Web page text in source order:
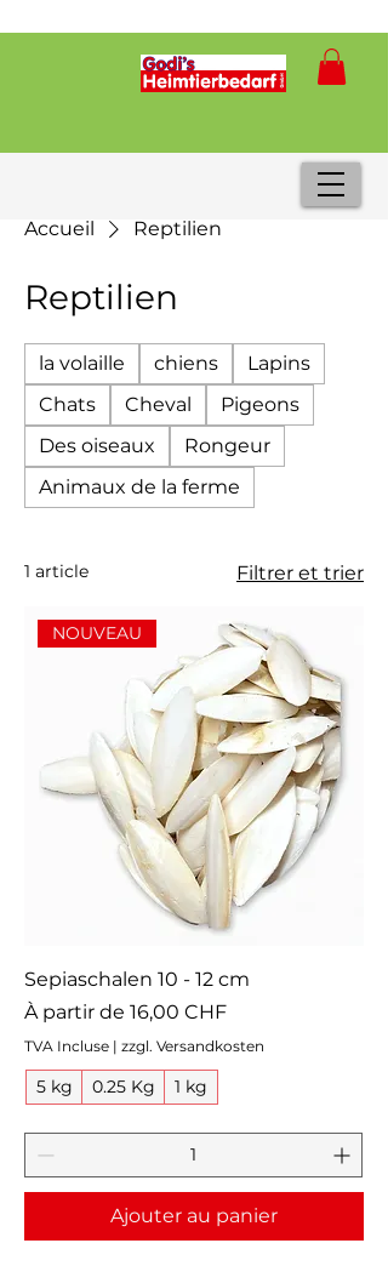
Accueil Reptilien
Reptilien
la volaille chiens
Lapins
Chats
Cheval
Pigeons
Des oiseaux
Rongeur
Animaux de la ferme
1 article Filtrer et trier
NOUVEAU
Sepiaschalen 10 - 12 cm
À partir de 16,00 CHF
Prix promotionnel
TVA Incluse | zzgl. Versandkosten
5 kg 0.25 Kg 1 kg
Ajouter au panier